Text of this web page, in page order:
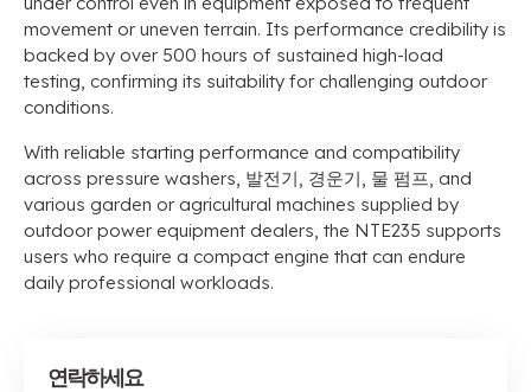
movement or uneven terrain. Its performance credibility is
backed by over500 hours of sustained high-load
testing, confirming its suitability for challenging outdoor
conditions.
With reliable starting performance and compatibility
across pressure washers, 발전기, 경운기, 물 펌프, and
various garden or agricultural machines supplied by
outdoor power equipment dealers, the NTE235 supports
users who require a compact engine that can endure
daily professional workloads.
연락하세요